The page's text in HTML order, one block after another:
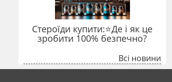
Стероїди купити:⭐Де і як це
зробити 100% безпечно?
Всі новини